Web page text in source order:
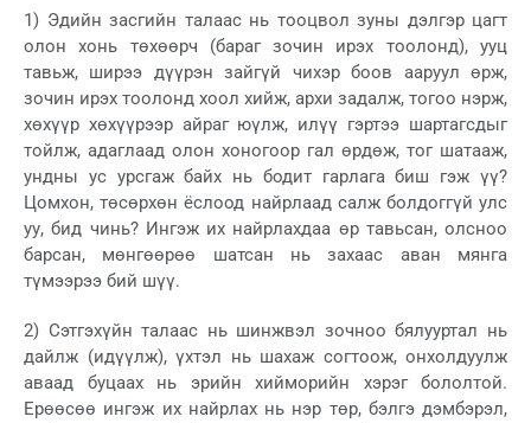
1) Эдийн засгийн талаас нь тооцвол зуны дэлгэр цагт
олон хонь төхөөрч (бараг зочин ирэх тоолонд), ууц
тавьж, ширээ дүүрэн зайгүй чихэр боов ааруул өрж,
зочин ирэх тоолонд хоол хийж, архи задалж, тогоо нэрж,
хөхүүр хөхүүрээр айраг юүлж, илүү гэртээ шартагсдыг
тойлж, адаглаад олон хоногоор гал өрдөж, тог шатааж,
ундны ус урсгаж байх нь бодит гарлага биш гэж үү?
Цомхон, төсөрхөн ёслоод найрлаад салж болдоггүй улс
уу, бид чинь? Ингэж их найрлахдаа өр тавьсан, олсноо
барсан, мөнгөөрөө шатсан нь захаас аван мянга
түмээрээ бий шүү.
2) Сэтгэхүйн талаас нь шинжвэл зочноо бялууртал нь
дайлж (идүүлж), үхтэл нь шахаж согтоож, онхолдуулж
аваад буцаах нь эрийн хийморийн хэрэг бололтой.
Ерөөсөө ингэж их найрлах нь нэр төр, бэлгэ дэмбэрэл,